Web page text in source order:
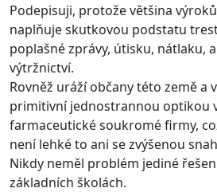
Podepisuji, protože většina
naplňuje skutkovou podstatu
poplašné zprávy, útisku, nátlaku,
výtržnictví.
Rovněž uráží občany této země a
primitivní jednostrannou optikou
farmaceutické soukromé firmy,
není lehké to ani se zvýšenou
Nikdy neměl problém jediné
základních školách.